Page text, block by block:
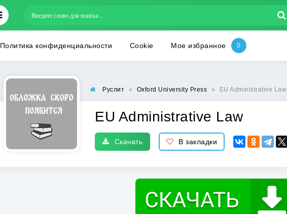
Политика конфиденциальности Cookie Мое избранное
Руслит » Oxford University Press » EU Administrative Law
EU Administrative Law
Скачать В закладки